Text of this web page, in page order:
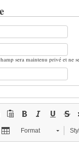
sera maintenu privé et ne
Format